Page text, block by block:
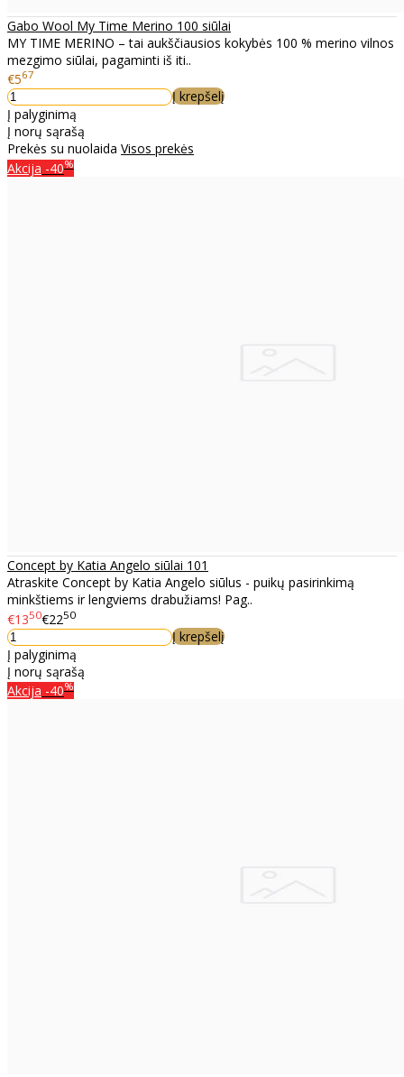
Gabo Wool My Time Merino 100 siūlai
MY TIME MERINO – tai aukščiausios kokybės 100 % merino vilnos
mezgimo siūlai, pagaminti iš iti..
€567
Į krepšelį
Į palyginimą
Į norų sąrašą
Prekės su nuolaida Visos prekės
Akcija -40%
Concept by Katia Angelo siūlai 101
Atraskite Concept by Katia Angelo siūlus - puikų pasirinkimą
minkštiems ir lengviems drabužiams! Pag..
€1350€2250
Į krepšelį
Į palyginimą
Į norų sąrašą
Akcija -40%